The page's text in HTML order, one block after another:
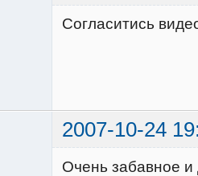
Согласитись
2007-10-24
Очень забавное и